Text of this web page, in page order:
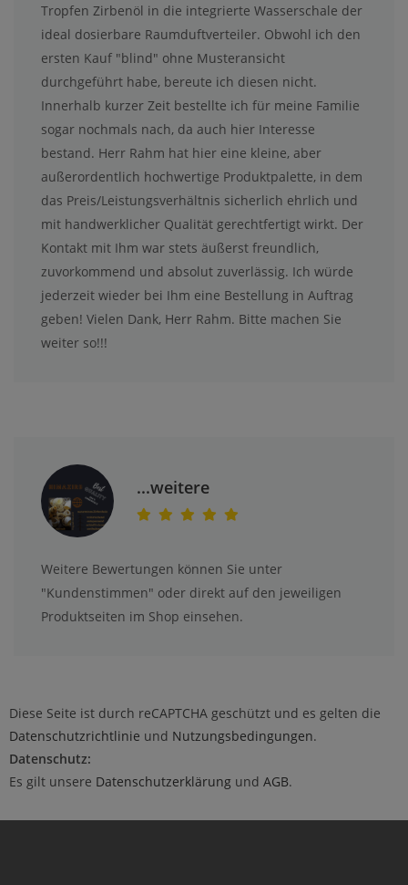
Tropfen Zirbenöl in die integrierte Wasserschale der
ideal dosierbare Raumduftverteiler. Obwohl ich den
ersten Kauf "blind" ohne Musteransicht
durchgeführt habe, bereute ich diesen nicht.
Innerhalb kurzer Zeit bestellte ich für meine Familie
sogar nochmals nach, da auch hier Interesse
bestand. Herr Rahm hat hier eine kleine, aber
außerordentlich hochwertige Produktpalette, in dem
das Preis/Leistungsverhältnis sicherlich ehrlich und
mit handwerklicher Qualität gerechtfertigt wirkt. Der
Kontakt mit Ihm war stets äußerst freundlich,
zuvorkommend und absolut zuverlässig. Ich würde
jederzeit wieder bei Ihm eine Bestellung in Auftrag
geben! Vielen Dank, Herr Rahm. Bitte machen Sie
weiter so!!!
...weitere
Weitere Bewertungen können Sie unter
"Kundenstimmen" oder direkt auf den jeweiligen
Produktseiten im Shop einsehen.
Diese Seite ist durch reCAPTCHA geschützt und es gelten die
Datenschutzrichtlinie und Nutzungsbedingungen.
Datenschutz:
Es gilt unsere Datenschutzerklärung und AGB.